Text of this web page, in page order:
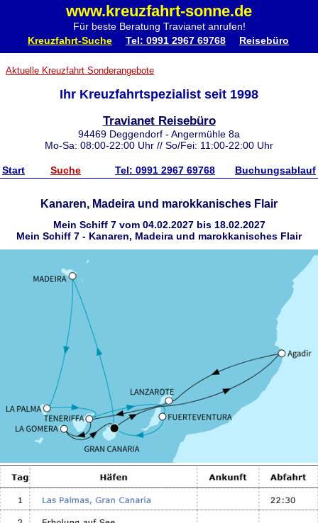
www.kreuzfahrt-sonne.de
Für beste Beratung Travianet anrufen!
Kreuzfahrt-Suche Tel: 0991 2967 69768 Reisebüro
Aktuelle Kreuzfahrt Sonderangebote
Ihr Kreuzfahrtspezialist seit 1998
Travianet Reisebüro
94469 Deggendorf - Angermühle 8a
Mo-Sa: 08:00-22:00 Uhr // So/Fei: 11:00-22:00 Uhr
Start Suche Tel: 0991 2967 69768 Buchungsablauf
Kanaren, Madeira und marokkanisches Flair
Mein Schiff 7 vom 04.02.2027 bis 18.02.2027
Mein Schiff 7 - Kanaren, Madeira und marokkanisches Flair